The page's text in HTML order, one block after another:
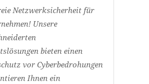
Netzwerksicherheit für
Unsere
bieten einen
vor Cyberbedrohungen
Ihnen ein